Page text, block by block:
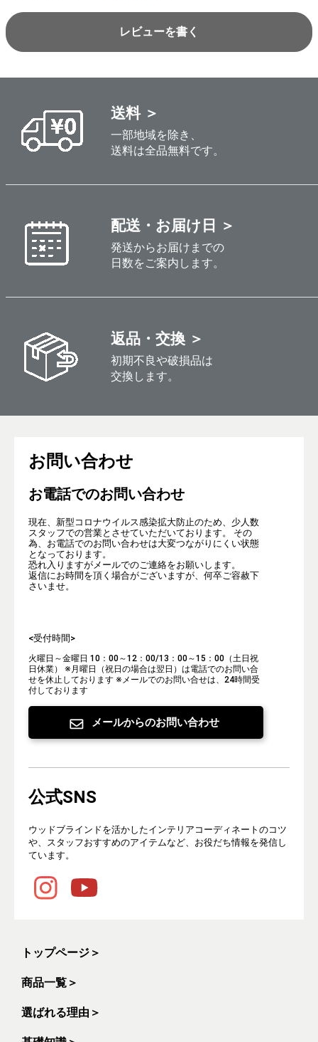
レビューを書く
送料 ＞
一部地域を除き、
送料は全品無料です。
配送・お届け日 ＞
発送からお届けまでの
日数をご案内します。
返品・交換 ＞
初期不良や破損品は
交換します。
お問い合わせ
お電話でのお問い合わせ
現在、新型コロナウイルス感染拡大防止のため、少人数
スタッフでの営業とさせていただいております。 その
為、お電話でのお問い合わせは大変つながりにくい状態
となっております。
恐れ入りますがメールでのご連絡をお願いします。
返信にお時間を頂く場合がございますが、何卒ご容赦下
さいませ。
<受付時間>
火曜日～金曜日 10：00～12：00/13：00～15：00（土日祝
日休業）
※月曜日（祝日の場合は翌日）は電話でのお問い合
せを休止しております ※メールでのお問い合せは、24時間受
付しております
メールからのお問い合わせ
公式SNS
ウッドブラインドを活かしたインテリアコーディネートのコツ
や、スタッフおすすめのアイテムなど、お役だち情報を発信し
ています。
トップページ ＞
商品一覧 ＞
選ばれる理由 ＞